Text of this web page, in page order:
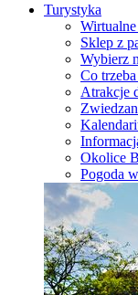
Turystyka
Sklep z
Wybierz
Co
Atrakcje
Okolice
Pogoda